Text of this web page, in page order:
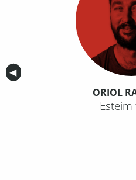
Anterior
◀︎
ORIOL